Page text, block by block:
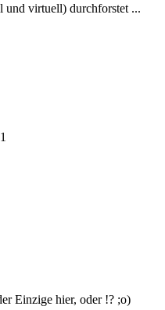
und virtuell) durchforstet ...
Einzige hier, oder !? ;o)